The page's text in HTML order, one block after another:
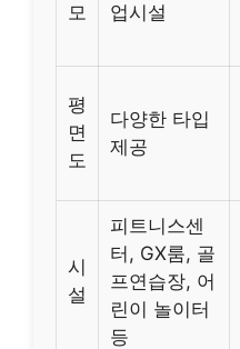
모
업시설
평
면
도
다양한 타입
제공
시
설
피트니스센
터, GX룸, 골
프연습장, 어
린이 놀이터
등